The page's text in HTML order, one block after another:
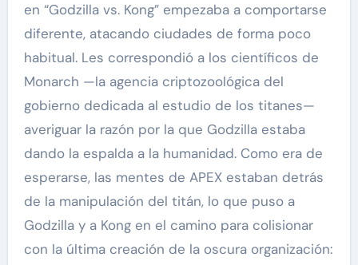
en “Godzilla vs. Kong” empezaba a comportarse
diferente, atacando ciudades de forma poco
habitual. Les correspondió a los científicos de
Monarch —la agencia criptozoológica del
gobierno dedicada al estudio de los titanes—
averiguar la razón por la que Godzilla estaba
dando la espalda a la humanidad. Como era de
esperarse, las mentes de APEX estaban detrás
de la manipulación del titán, lo que puso a
Godzilla y a Kong en el camino para colisionar
con la última creación de la oscura organización: